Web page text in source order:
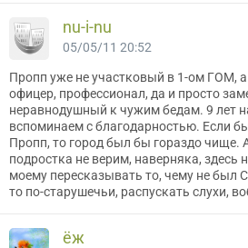
nu-i-nu
05/05/11 20:52
Пропп уже не участковый в 1-ом ГОМ,
офицер, профессионал, да и просто
неравнодушный к чужим бедам. 9 лет
вспоминаем с благодарностью. Если
Пропп, то город был бы гораздо чище.
подростка не верим, наверняка, здесь
моему пересказывать то, чему не был
то по-старушечьи, распускать слухи,
ёж